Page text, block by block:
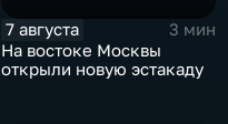
7 августа
3 мин
На востоке Москвы
открыли новую эстакаду